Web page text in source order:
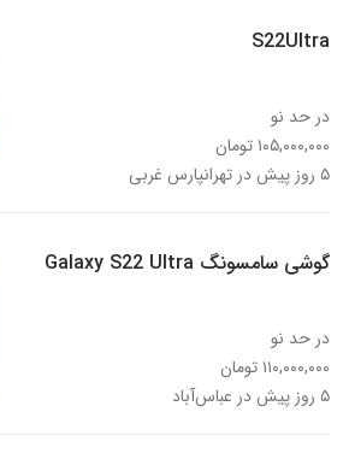
S22Ultra
در حد نو
۱۰۵,۰۰۰,۰۰۰ تومان
۵ روز پیش در تهرانپارس غربی
گوشی سامسونگ Galaxy S22 Ultra
در حد نو
۱۱۰,۰۰۰,۰۰۰ تومان
۵ روز پیش در عباس‌آباد